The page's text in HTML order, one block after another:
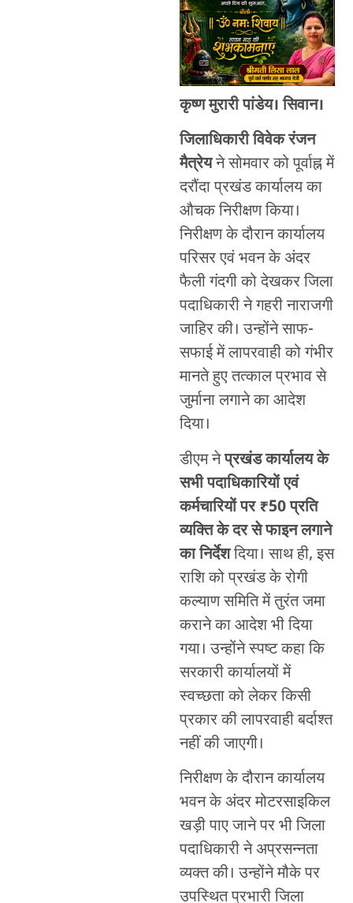
कृष्ण मुरारी पांडेय। सिवान।
जिलाधिकारी विवेक रंजन
मैत्रेयने सोमवार को पूर्वाह्न में
दरौंदा प्रखंड कार्यालय का
औचक निरीक्षण किया।
निरीक्षण के दौरान कार्यालय
परिसर एवं भवन के अंदर
फैली गंदगी को देखकर जिला
पदाधिकारी ने गहरी नाराजगी
जाहिर की। उन्होंने साफ-
सफाई में लापरवाही को गंभीर
मानते हुए तत्काल प्रभाव से
जुर्माना लगाने का आदेश
दिया।
डीएम नेप्रखंड कार्यालय के
सभी पदाधिकारियों एवं
कर्मचारियों पर ₹50 प्रति
व्यक्ति के दर से फाइन लगाने
का निर्देशदिया। साथ ही, इस
राशि को प्रखंड के रोगी
कल्याण समिति में तुरंत जमा
कराने का आदेश भी दिया
गया। उन्होंने स्पष्ट कहा कि
सरकारी कार्यालयों में
स्वच्छता को लेकर किसी
प्रकार की लापरवाही बर्दाश्त
नहीं की जाएगी।
निरीक्षण के दौरान कार्यालय
भवन के अंदर मोटरसाइकिल
खड़ी पाए जाने पर भी जिला
पदाधिकारी ने अप्रसन्नता
व्यक्त की। उन्होंने मौके पर
उपस्थित प्रभारी जिला